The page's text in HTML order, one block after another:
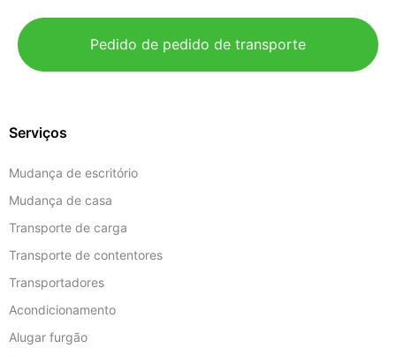
Pedido de pedido de transporte
Serviços
Mudança de escritório
Mudança de casa
Transporte de carga
Transporte de contentores
Transportadores
Acondicionamento
Alugar furgão